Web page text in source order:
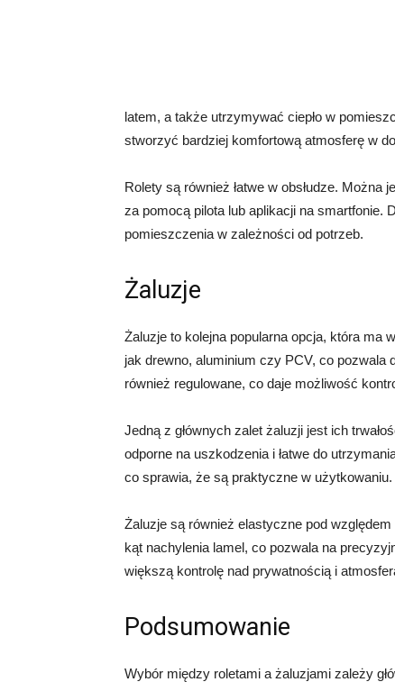
latem, a także utrzymywać ciepło w
stworzyć bardziej komfortową atmosferę w
Rolety są również łatwe w obsłudze.
za pomocą pilota lub aplikacji na smartfonie.
pomieszczenia w zależności od potrzeb.
Żaluzje
Żaluzje to kolejna popularna opcja, która ma
jak drewno, aluminium czy PCV, co pozwala
również regulowane, co daje możliwość
Jedną z głównych zalet żaluzji jest ich
odporne na uszkodzenia i łatwe do
co sprawia, że są praktyczne w użytkowaniu.
Żaluzje są również elastyczne pod
kąt nachylenia lamel, co pozwala na
większą kontrolę nad prywatnością i
Podsumowanie
Wybór między roletami a żaluzjami zależy